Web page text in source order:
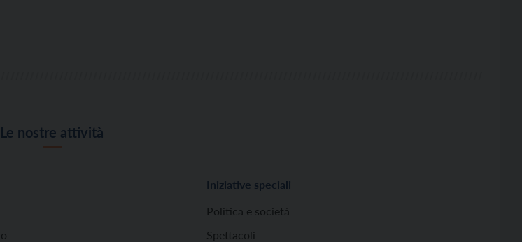
Le nostre attività
Iniziative speciali
Politica e società
Spettacoli